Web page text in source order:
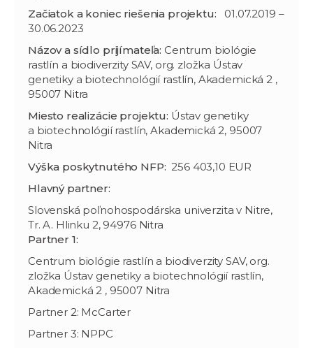
Začiatok a koniec riešenia projektu: 01.07.2019 –
30.06.2023
Názov a sídlo prijímateľa: Centrum biológie
rastlín a biodiverzity SAV, org. zložka Ústav
genetiky a biotechnológií rastlín, Akademická 2 ,
95007 Nitra
Miesto realizácie projektu: Ústav genetiky
a biotechnológií rastlín, Akademická 2, 95007
Nitra
Výška poskytnutého NFP: 256 403,10 EUR
Hlavný partner:
Slovenská poľnohospodárska univerzita v Nitre,
Tr. A. Hlinku 2, 94976 Nitra
Partner 1:
Centrum biológie rastlín a biodiverzity SAV, org.
zložka Ústav genetiky a biotechnológií rastlín,
Akademická 2 , 95007 Nitra
Partner 2: McCarter
Partner 3: NPPC